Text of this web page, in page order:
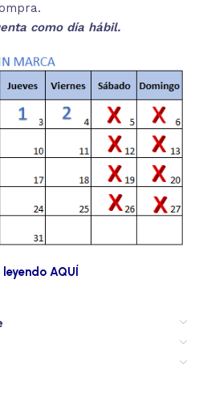
como día hábil.
AQUÍ